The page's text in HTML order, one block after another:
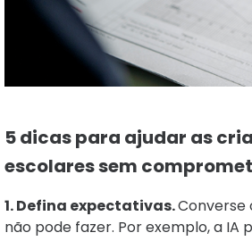
5 dicas para ajudar as
escolares sem
1. Defina expectativas.Converse
não pode fazer. Por exemplo, a